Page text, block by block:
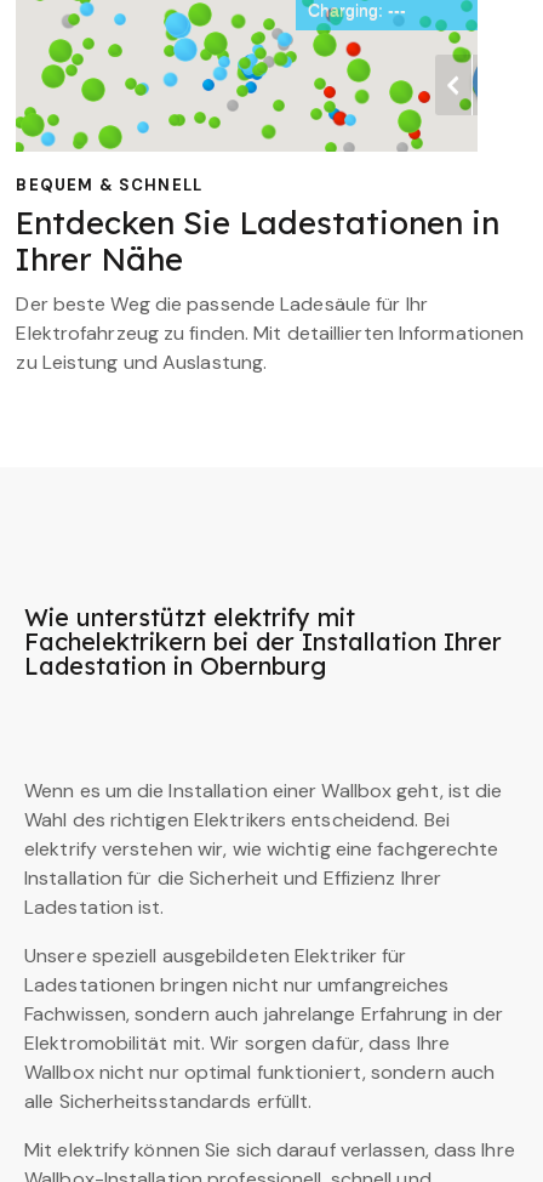
BEQUEM & SCHNELL
Entdecken Sie Ladestationen in
Ihrer Nähe
Der beste Weg die passende Ladesäule für Ihr
Elektrofahrzeug zu finden. Mit detaillierten Informationen
zu Leistung und Auslastung.
Wie unterstützt elektrify mit
Fachelektrikern bei der Installation Ihrer
Ladestation in Obernburg
Wenn es um die Installation einer Wallbox geht, ist die
Wahl des richtigen Elektrikers entscheidend. Bei
elektrify verstehen wir, wie wichtig eine fachgerechte
Installation für die Sicherheit und Effizienz Ihrer
Ladestation ist.
Unsere speziell ausgebildeten Elektriker für
Ladestationen bringen nicht nur umfangreiches
Fachwissen, sondern auch jahrelange Erfahrung in der
Elektromobilität mit. Wir sorgen dafür, dass Ihre
Wallbox nicht nur optimal funktioniert, sondern auch
alle Sicherheitsstandards erfüllt.
Mit elektrify können Sie sich darauf verlassen, dass Ihre